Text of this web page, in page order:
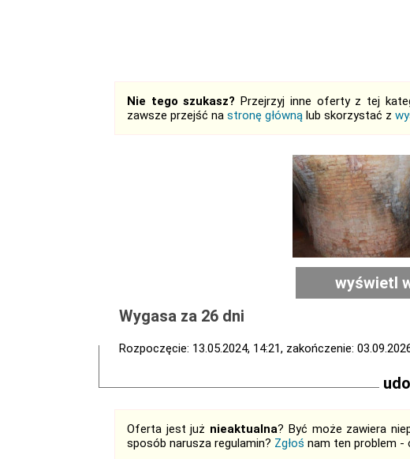
Nie tego szukasz? Przejrzyj inne oferty z tej
zawsze przejść na stronę główną lub skorzystać z
wyświetl
Wygasa za 26 dni
Rozpoczęcie: 13.05.2024, 14:21, zakończenie:
Oferta jest już nieaktualna? Być może zawiera
sposób narusza regulamin? Zgłoś nam ten problem